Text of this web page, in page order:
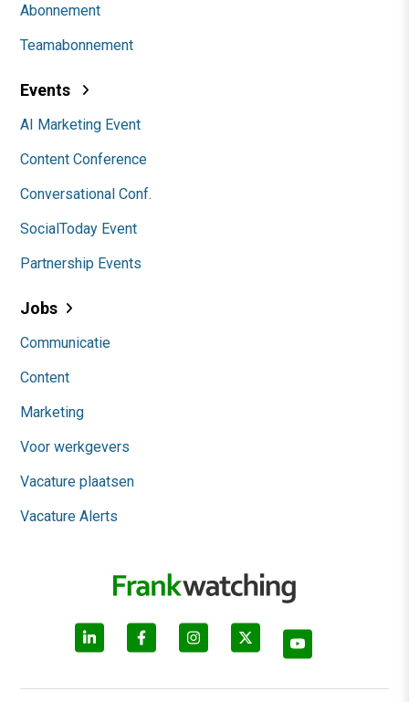
Abonnement
Teamabonnement
Events
AI Marketing Event
Content Conference
Conversational Conf.
SocialToday Event
Partnership Events
Jobs
Communicatie
Content
Marketing
Voor werkgevers
Vacature plaatsen
Vacature Alerts